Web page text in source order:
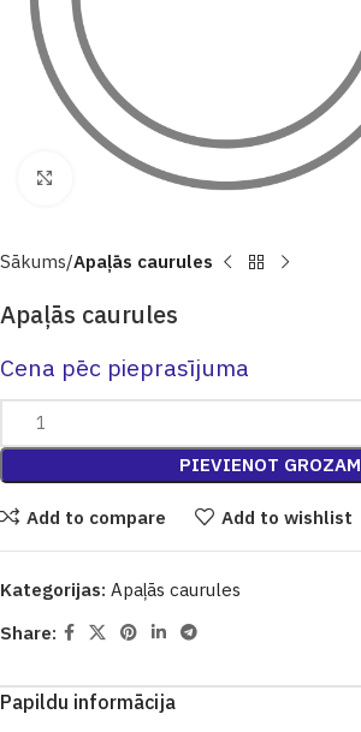
Click to enlarge
Sākums Apaļās caurules
Apaļās caurules
Cena pēc pieprasījuma
PIEVIENOT GROZAM
Add to compare Add to wishlist
Kategorijas: Apaļās caurules
Share:
Papildu informācija